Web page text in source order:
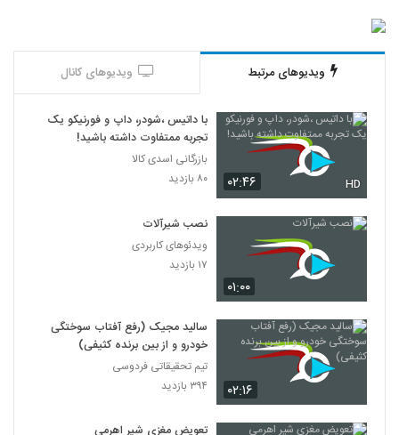
ویدیوهای مرتبط ویدیوهای کانال
۰۲:۴۶ HD
با داتیس ،شودر، داپ و فورنیکو یک
تجربه ممتفاوت داشته باشید!
بازرگانی اسدی کالا
۸۰ بازدید
۰۱:۰۰
نصب شیرآلات
ویدئوهای کاربردی
۱۷ بازدید
۰۲:۱۶
سالید مجیک (رفع آفتاب سوختگی
خودرو و از بین برنده کثیفی)
تیم تحقیقاتی فردوسی
۳۹۴ بازدید